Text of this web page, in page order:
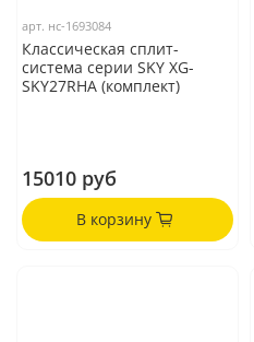
арт. нс-1693084
Классическая сплит-
система серии SKY XG-
SKY27RHA (комплект)
15010 руб
В корзину